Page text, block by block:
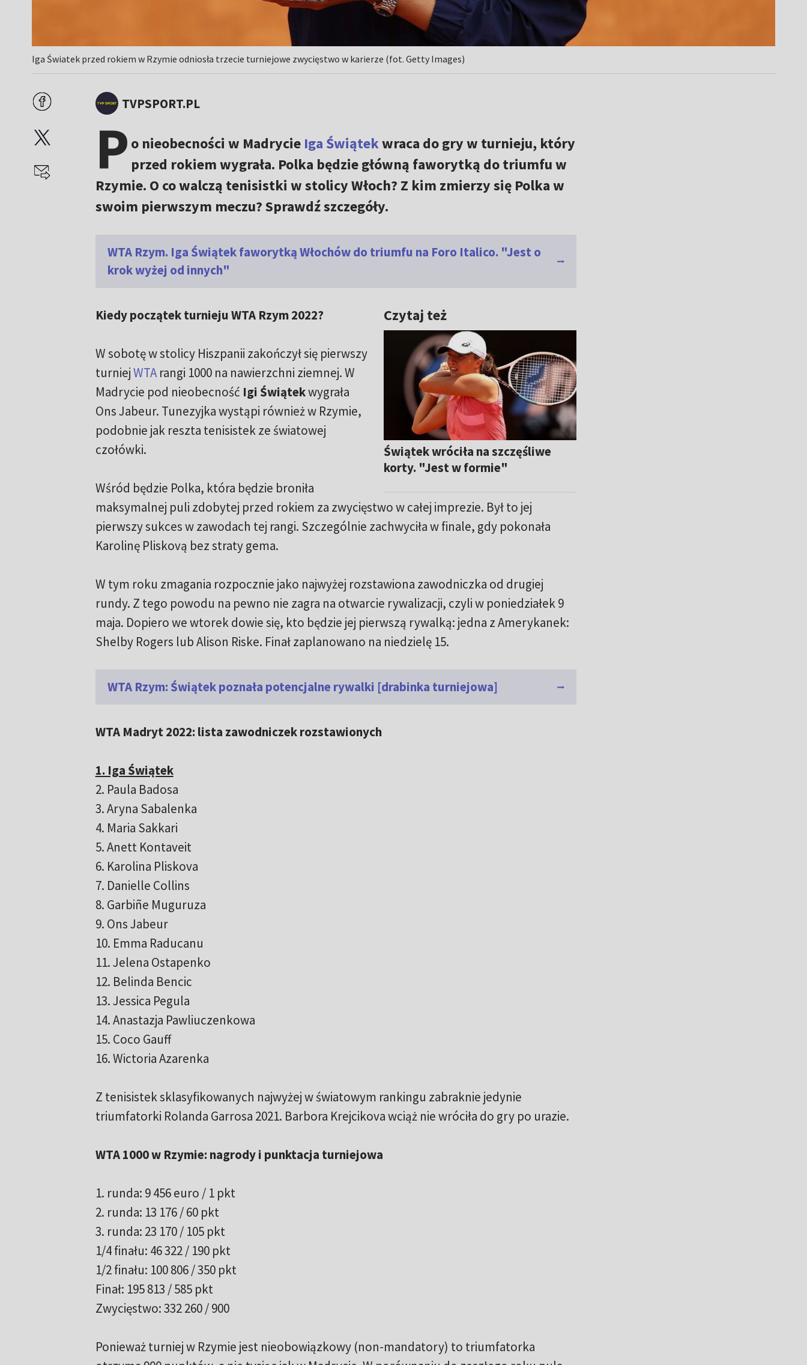
Iga Światek przed rokiem w Rzymie odniosła trzecie turniejowe zwycięstwo w karierze (fot. Getty Images)
TVPSPORT.PL
P o nieobecności w Madrycie Iga Świątekwraca do gry w turnieju, który
przed rokiem wygrała. Polka będzie główną faworytką do triumfu w
Rzymie. O co walczą tenisistki w stolicy Włoch? Z kim zmierzy się Polka w
swoim pierwszym meczu? Sprawdź szczegóły.
WTA Rzym. Iga Świątek faworytką Włochów do triumfu na Foro Italico. "Jest o
krok wyżej od innych"
Czytaj też
Świątek wróciła na szczęśliwe
korty. "Jest w formie"
Kiedy początek turnieju WTA Rzym 2022?
W sobotę w stolicy Hiszpanii zakończył się pierwszy
turniejWTArangi 1000 na nawierzchni ziemnej. W
Madrycie pod nieobecność Igi Świątekwygrała
Ons Jabeur. Tunezyjka wystąpi również w Rzymie,
podobnie jak reszta tenisistek ze światowej
czołówki.
Wśród będzie Polka, która będzie broniła
maksymalnej puli zdobytej przed rokiem za zwycięstwo w całej imprezie. Był to jej
pierwszy sukces w zawodach tej rangi. Szczególnie zachwyciła w finale, gdy pokonała
Karolinę Pliskovą bez straty gema.
W tym roku zmagania rozpocznie jako najwyżej rozstawiona zawodniczka od drugiej
rundy. Z tego powodu na pewno nie zagra na otwarcie rywalizacji, czyli w poniedziałek 9
maja. Dopiero we wtorek dowie się, kto będzie jej pierwszą rywalką: jedna z Amerykanek:
Shelby Rogers lub Alison Riske. Finał zaplanowano na niedzielę 15.
WTA Rzym: Świątek poznała potencjalne rywalki [drabinka turniejowa]
WTA Madryt 2022: lista zawodniczek rozstawionych
1. Iga Świątek
2. Paula Badosa
3. Aryna Sabalenka
4. Maria Sakkari
5. Anett Kontaveit
6. Karolina Pliskova
7. Danielle Collins
8. Garbiñe Muguruza
9. Ons Jabeur
10. Emma Raducanu
11. Jelena Ostapenko
12. Belinda Bencic
13. Jessica Pegula
14. Anastazja Pawliuczenkowa
15. Coco Gauff
16. Wictoria Azarenka
Z tenisistek sklasyfikowanych najwyżej w światowym rankingu zabraknie jedynie
triumfatorki Rolanda Garrosa 2021. Barbora Krejcikova wciąż nie wróciła do gry po urazie.
WTA 1000 w Rzymie: nagrody i punktacja turniejowa
1. runda: 9 456 euro / 1 pkt
2. runda: 13 176 / 60 pkt
3. runda: 23 170 / 105 pkt
1/4 finału: 46 322 / 190 pkt
1/2 finału: 100 806 / 350 pkt
Finał: 195 813 / 585 pkt
Zwycięstwo: 332 260 / 900
Ponieważ turniej w Rzymie jest nieobowiązkowy (non-mandatory) to triumfatorka